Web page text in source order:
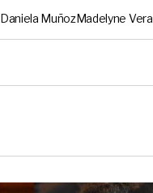
Daniela MuñozMadelyne Vera